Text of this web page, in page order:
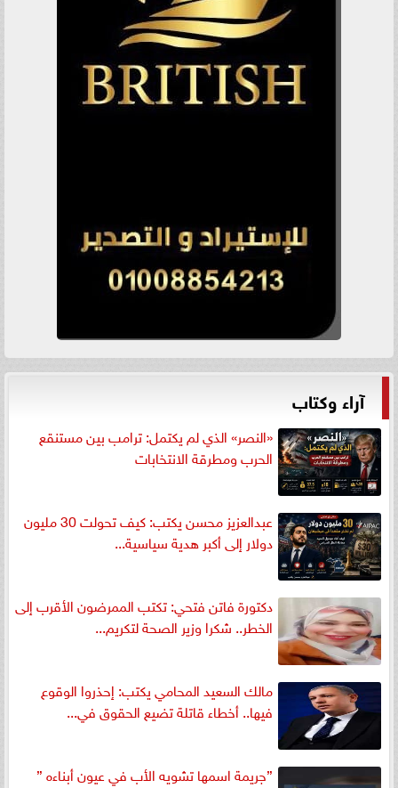
آراء وكتاب
«النصر» الذي لم يكتمل: ترامب بين مستنقع
الحرب ومطرقة الانتخابات
عبدالعزيز محسن يكتب: كيف تحولت 30 مليون
دولار إلى أكبر هدية سياسية...
دكتورة فاتن فتحي: تكتب الممرضون الأقرب إلى
الخطر.. شكرا وزير الصحة لتكريم...
مالك السعيد المحامي يكتب: إحذروا الوقوع
فيها.. أخطاء قاتلة تضيع الحقوق في...
”جريمة اسمها تشويه الأب في عيون أبناءه ”